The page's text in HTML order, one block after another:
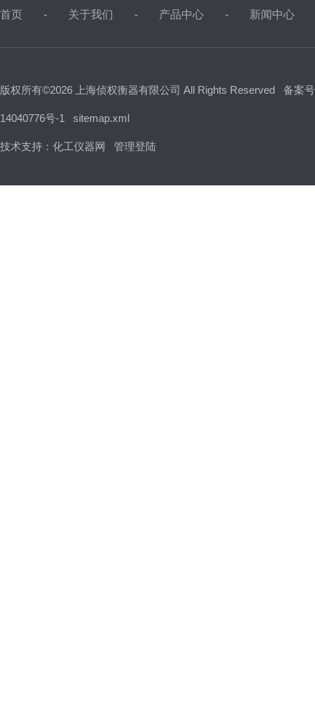
首页 关于我们 产品中心 新闻中心
版权所有©2026 上海侦权衡器有限公司 All Rights Reserved 备案
14040776号-1 sitemap.xml
技术支持： 化工仪器网 管理登陆